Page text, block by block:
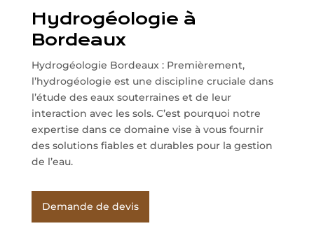
Hydrogéologie à
Bordeaux
Hydrogéologie Bordeaux : Premièrement,
l’hydrogéologie est une discipline cruciale dans
l’étude des eaux souterraines et de leur
interaction avec les sols. C’est pourquoi notre
expertise dans ce domaine vise à vous fournir
des solutions fiables et durables pour la gestion
de l’eau.
Demande de devis